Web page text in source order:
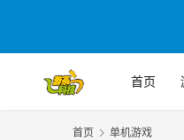
首页
首页 单机游戏